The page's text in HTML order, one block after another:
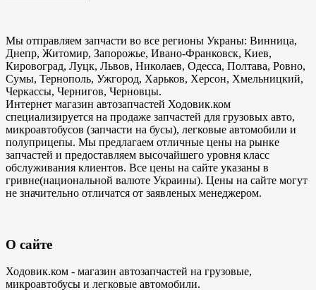
Мы отправляем запчасти во все регионы Украны: Винница,
Днепр, Житомир, Запорожье, Ивано-Франковск, Киев,
Кировоград, Луцк, Львов, Николаев, Одесса, Полтава, Ровно,
Сумы, Тернополь, Ужгород, Харьков, Херсон, Хмельницкий,
Черкассы, Чернигов, Черновцы.
Интернет магазин автозапчастей Ходовик.ком
специализируется на продаже запчастей для грузовых авто,
микроавтобусов (запчасти на бусы), легковые автомобили и
полуприцепы. Мы предлагаем отличные цены на рынке
запчастей и предоставляем высочайшего уровня класс
обслуживания клиентов. Все цены на сайте указаны в
гривне(национальной валюте Украины). Цены на сайте могут
не значительно отличатся от заявленых менеджером.
О сайте
Ходовик.ком - магазин автозапчастей на грузовые,
микроавтобусы и легковые автомобили.